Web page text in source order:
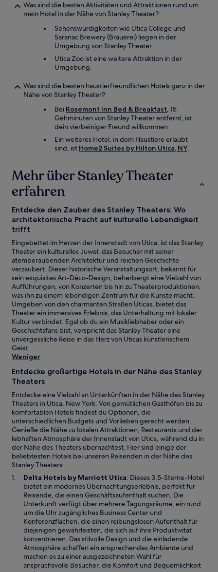
Was sind die besten Aktivitäten und Attraktionen rund um
mein Hotel in der Nähe von Stanley Theater?
Sehenswürdigkeiten wie Utica College und
Saranac Brewery (Brauerei) liegen in der
Umgebung von Stanley Theater.
Utica Zoo ist eine weitere Attraktion in der
Umgebung.
Was sind die besten haustierfreundlichen Hotels ganz in der
Nähe von Stanley Theater?
Bei Rosemont Inn Bed & Breakfast, 15
Gehminuten von Stanley Theater entfernt, ist
dein vierbeiniger Freund willkommen.
Ein weiteres Hotel, in dem Haustiere erlaubt
sind, ist Home2 Suites by Hilton Utica, NY.
Mehr über Stanley Theater
erfahren
Entdecke den Zauber des Stanley Theaters: Wo
architektonische Pracht auf kulturelle Lebendigkeit
trifft
Eingebettet im Herzen der Innenstadt von Utica, ist das Stanley
Theater ein kulturelles Juwel, das Besucher mit seiner
atemberaubenden Architektur und reichen Geschichte
verzaubert. Dieser historische Veranstaltungsort, bekannt für
sein exquisites Art-Déco-Design, beherbergt eine Vielzahl von
Aufführungen, von Konzerten bis hin zu Theaterproduktionen,
was ihn zu einem lebendigen Zentrum für die Künste macht.
Umgeben von den charmanten Straßen Uticas, bietet das
Theater ein immersives Erlebnis, das Unterhaltung mit lokaler
Kultur verbindet. Egal ob du ein Musikliebhaber oder ein
Geschichtsfans bist, verspricht das Stanley Theater eine
unvergessliche Reise in das Herz von Uticas künstlerischem
Geist.
Weniger
Entdecke großartige Hotels in der Nähe des Stanley
Theaters
Entdecke eine Vielzahl an Unterkünften in der Nähe des Stanley
Theaters in Utica, New York. Von gemütlichen Gasthöfen bis zu
komfortablen Hotels findest du Optionen, die
unterschiedlichen Budgets und Vorlieben gerecht werden.
Genieße die Nähe zu lokalen Attraktionen, Restaurants und der
lebhaften Atmosphäre der Innenstadt von Utica, während du in
der Nähe des Theaters übernachtest. Hier sind einige der
beliebtesten Hotels bei unseren Reisenden in der Nähe des
Stanley Theaters:
Delta Hotels by Marriott UticaW
i
r
d
i
n
e
i
n
e
m
: Dieses 3,5-Sterne-Hotel
bietet ein modernes Übernachtungserlebnis, perfekt für
Reisende, die einen Geschäftsaufenthalt suchen. Die
Unterkunft verfügt über mehrere Tagungsräume, ein rund
um die Uhr zugängliches Business Center und
Konferenzflächen, die einen reibungslosen Aufenthalt für
diejenigen gewährleisten, die sich auf ihre Produktivität
konzentrieren. Das stilvolle Design und die einladende
Atmosphäre schaffen ein ansprechendes Ambiente und
machen es zu einer ausgezeichneten Wahl für
anspruchsvolle Besucher, die Komfort und Bequemlichkeit